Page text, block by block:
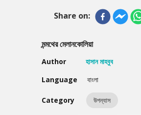
Share on:
মন্মথের মেলানকোলিয়া
Author
হাসান মাহবুব
Language
বাংলা
Category উপন্যাস